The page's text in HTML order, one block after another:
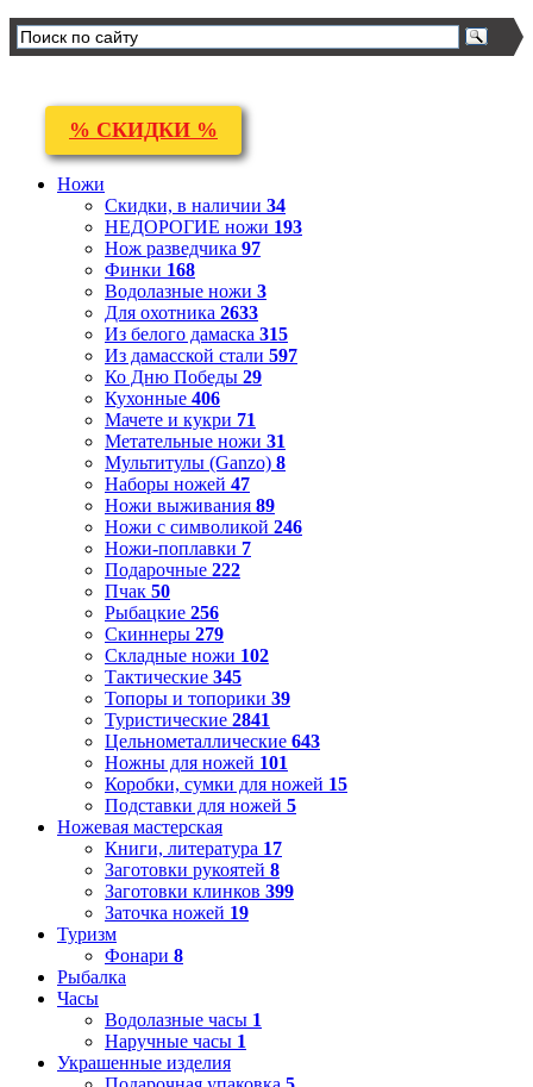
% СКИДКИ %
Ножи
Скидки, в наличии 34
НЕДОРОГИЕ ножи 193
Нож разведчика 97
Финки 168
Водолазные ножи 3
Для охотника 2633
Из белого дамаска 315
Из дамасской стали 597
Ко Дню Победы 29
Кухонные 406
Мачете и кукри 71
Метательные ножи 31
Мультитулы (Ganzo) 8
Наборы ножей 47
Ножи выживания 89
Ножи с символикой 246
Ножи-поплавки 7
Подарочные 222
Пчак 50
Рыбацкие 256
Скиннеры 279
Складные ножи 102
Тактические 345
Топоры и топорики 39
Туристические 2841
Цельнометаллические 643
Ножны для ножей 101
Коробки, сумки для ножей 15
Подставки для ножей 5
Ножевая мастерская
Книги, литература 17
Заготовки рукоятей 8
Заготовки клинков 399
Заточка ножей 19
Туризм
Фонари 8
Рыбалка
Часы
Водолазные часы 1
Наручные часы 1
Украшенные изделия